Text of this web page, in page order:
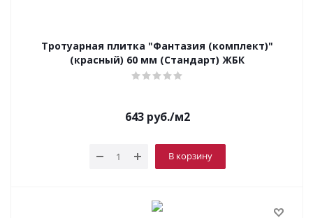
Тротуарная плитка "Фантазия (комплект)"
(красный) 60 мм (Стандарт) ЖБК
643 руб./м2
В корзину